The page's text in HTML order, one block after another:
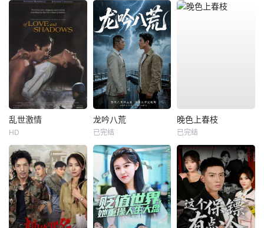
乱世激情
HD
龙吟八荒
已完结
晚色上春枝
已完结